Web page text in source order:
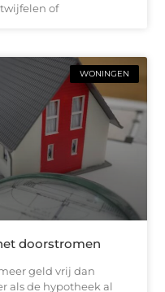
of
WONINGEN
doorstromen
geld vrij dan
als de hypotheek al